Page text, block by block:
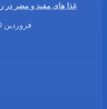
غذا های مفید و مضر در
فروردین 29, 1403